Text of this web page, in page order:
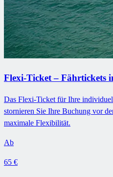
Flexi-Ticket – Fährtickets
Das Flexi-Ticket für Ihre
stornieren Sie Ihre Buchung vor
maximale Flexibilität.
Ab
65 €